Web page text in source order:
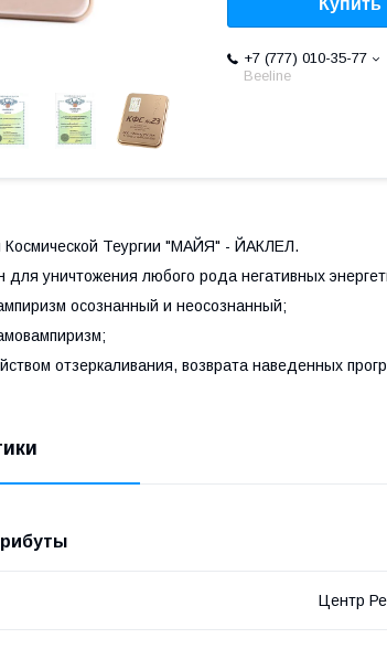
Купить
+7 (777) 010-35-77
Beeline
Космической Теургии "МАЙЯ" - ЙАКЛЕЛ.
уничтожения любого рода негативных
осознанный и неосознанный;
отзеркаливания, возврата наведенных
Центр